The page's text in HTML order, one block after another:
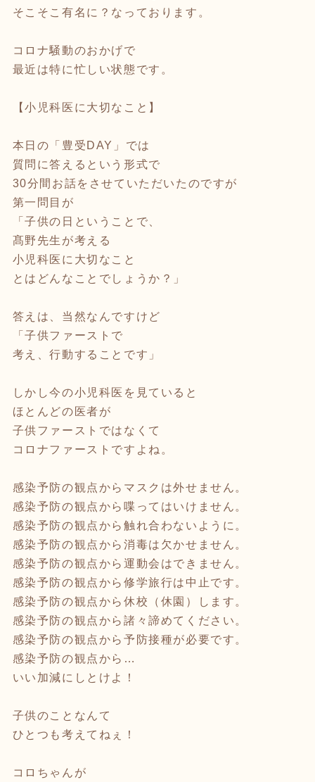
そこそこ有名に？なっております。
コロナ騒動のおかげで
最近は特に忙しい状態です。
【小児科医に大切なこと】
本日の「豊受DAY」では
質問に答えるという形式で
30分間お話をさせていただいたのですが
第一問目が
「子供の日ということで、
髙野先生が考える
小児科医に大切なこと
とはどんなことでしょうか？」
答えは、当然なんですけど
「子供ファーストで
考え、行動することです」
しかし今の小児科医を見ていると
ほとんどの医者が
子供ファーストではなくて
コロナファーストですよね。
感染予防の観点からマスクは外せません。
感染予防の観点から喋ってはいけません。
感染予防の観点から触れ合わないように。
感染予防の観点から消毒は欠かせません。
感染予防の観点から運動会はできません。
感染予防の観点から修学旅行は中止です。
感染予防の観点から休校（休園）します。
感染予防の観点から諸々諦めてください。
感染予防の観点から予防接種が必要です。
感染予防の観点から…
いい加減にしとけよ！
子供のことなんて
ひとつも考えてねぇ！
コロちゃんが